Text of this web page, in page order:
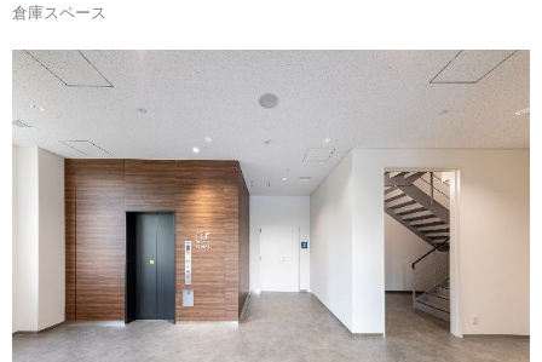
倉庫スペース